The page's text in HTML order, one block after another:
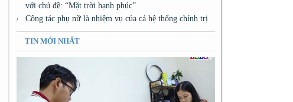
với chủ đề: “Mặt trời hạnh phúc”
Công tác phụ nữ là nhiệm vụ của cả hệ thống chính trị
TIN MỚI NHẤT